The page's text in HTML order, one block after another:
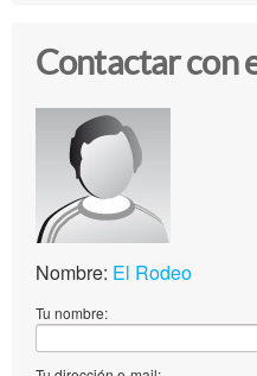
Contactar con
Nombre: El Rodeo
Tu nombre: